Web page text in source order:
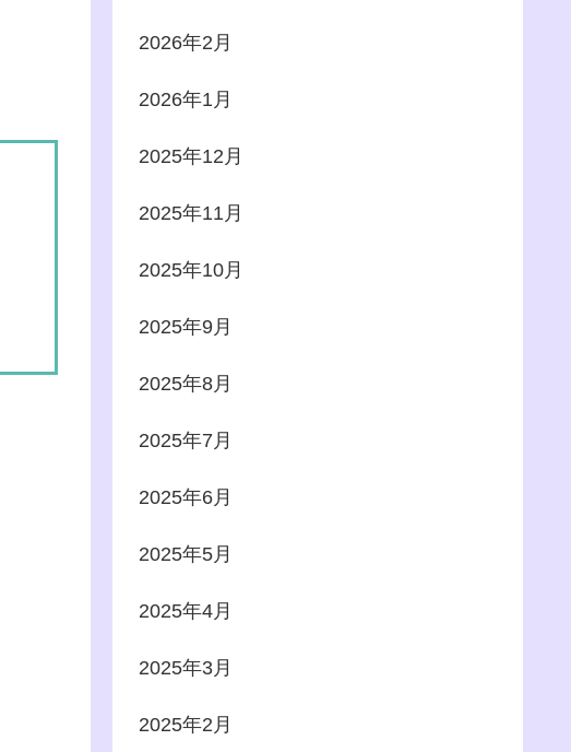
2026年2月
2026年1月
2025年12月
2025年11月
2025年10月
2025年9月
2025年8月
2025年7月
2025年6月
2025年5月
2025年4月
2025年3月
2025年2月